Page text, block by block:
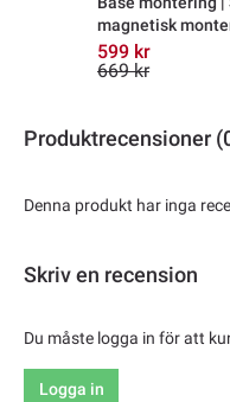
magnetisk
599 kr
669 kr
Produktrecensioner
Denna produkt har inga
Skriv en recension
Du måste logga in för att
Logga in